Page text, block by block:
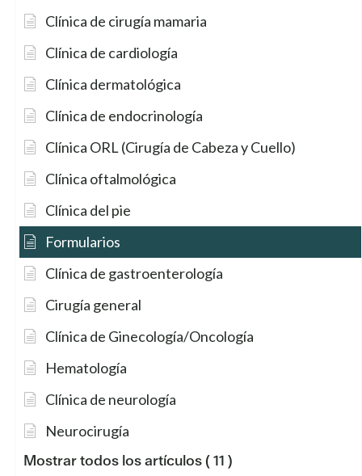
Clínica de cirugía mamaria
Clínica de cardiología
Clínica dermatológica
Clínica de endocrinología
Clínica ORL (Cirugía de Cabeza y Cuello)
Clínica oftalmológica
Clínica del pie
Formularios
Clínica de gastroenterología
Cirugía general
Clínica de Ginecología/Oncología
Hematología
Clínica de neurología
Neurocirugía
Mostrar todos los artículos( 11 )